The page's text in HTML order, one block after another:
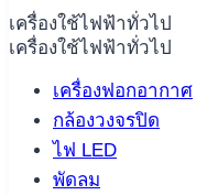
เครื่องใช้ไฟฟ้าทั่วไป
เครื่องใช้ไฟฟ้าทั่วไป
เครื่องฟอกอากาศ
กล้องวงจรปิด
ไฟ LED
พัดลม